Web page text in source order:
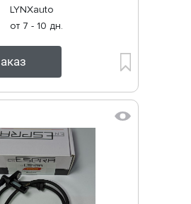
LYNXauto
от 7 - 10 дн.